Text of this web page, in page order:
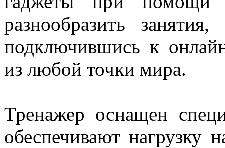
разнообразить
подключившись к
из любой точки мира.
Тренажер оснащен
обеспечивают нагрузку